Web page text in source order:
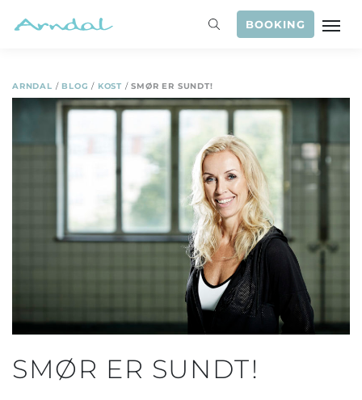
BOOKING
ARNDAL / BLOG / KOST /SMØR ER SUNDT!
SMØR ER SUNDT!